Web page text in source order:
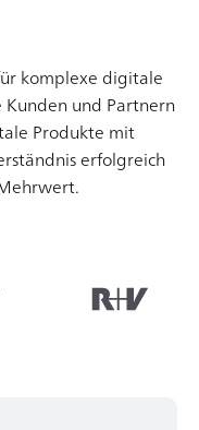
komplexe digitale
Kunden und Partnern
Produkte mit
erfolgreich